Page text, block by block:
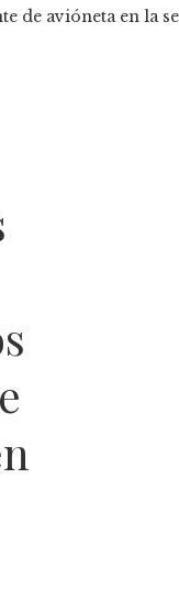
de avióneta en la